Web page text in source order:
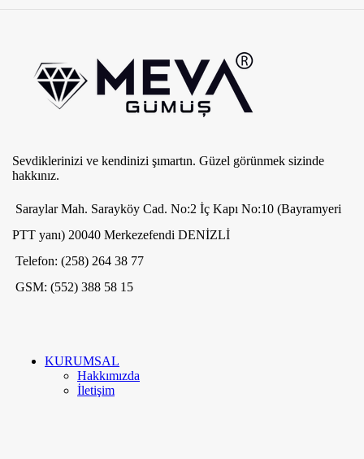
Sevdiklerinizi ve kendinizi şımartın. Güzel görünmek sizinde
hakkınız.
Saraylar Mah. Sarayköy Cad. No:2 İç Kapı No:10 (Bayramyeri
PTT yanı) 20040 Merkezefendi DENİZLİ
Telefon: (258) 264 38 77
GSM: (552) 388 58 15
KURUMSAL
Hakkımızda
İletişim